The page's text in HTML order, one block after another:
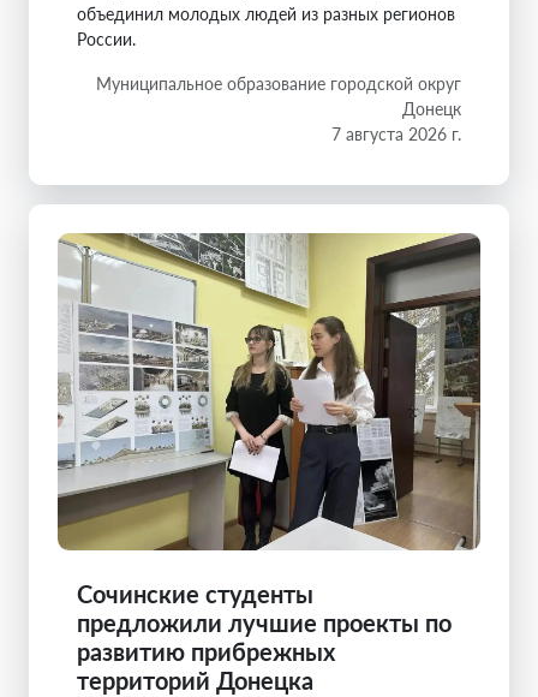
объединил молодых людей из разных регионов
России.
Муниципальное образование городской округ
Донецк
7 августа 2026 г.
Сочинские студенты
предложили лучшие проекты по
развитию прибрежных
территорий Донецка